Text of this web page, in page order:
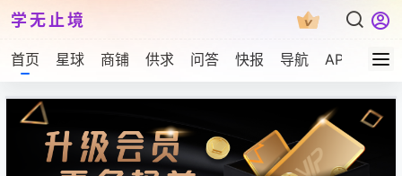
学无止境
首页 星球 商铺 供求 问答 快报 导航 APP下载